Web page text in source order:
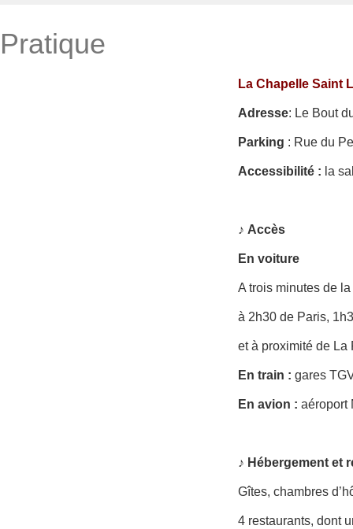
Pratique
La Chapelle Saint
Adresse: Le Bout
Parking : Rue du
Accessibilité : la
♪ Accès
En voiture
A trois minutes de
à 2h30 de Paris,
et à proximité de La
En train : gares
En avion : aéroport
♪ Hébergement et
Gîtes, chambres
4 restaurants, dont